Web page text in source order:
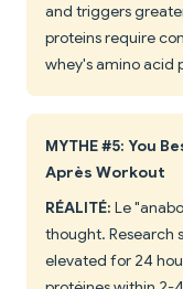
and triggers
proteins require
whey's amino acid
MYTHE #5: You
Après Workout
RÉALITÉ: Le
thought. Research
elevated for 24